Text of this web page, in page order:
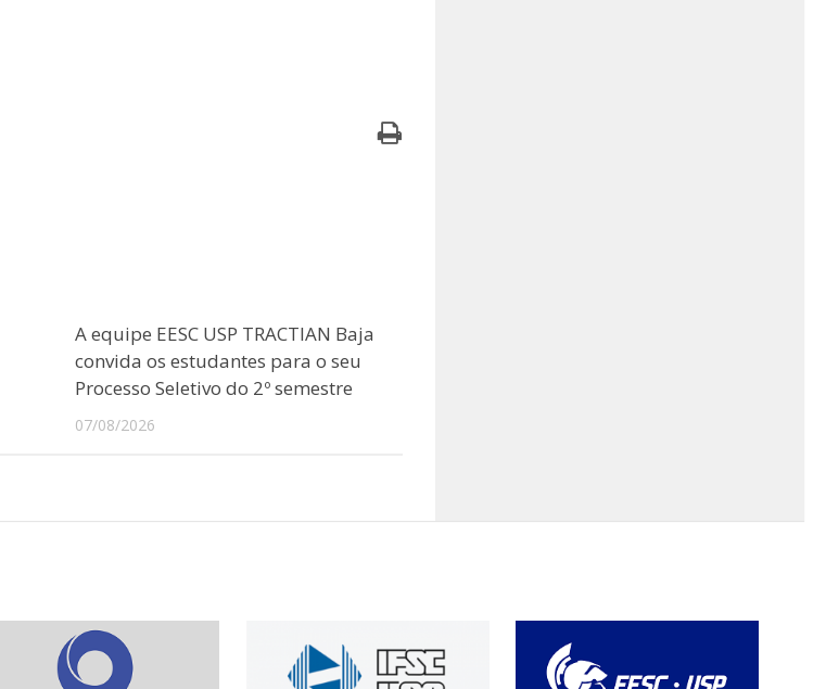
A equipe EESC USP TRACTIAN Baja
convida os estudantes para o seu
Processo Seletivo do 2º semestre
07/08/2026